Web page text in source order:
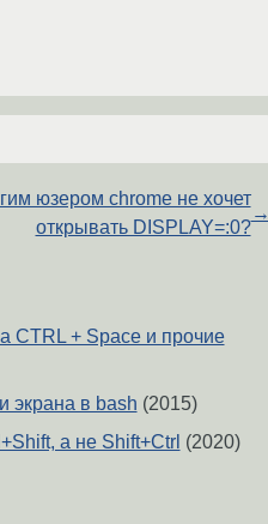
юзером chrome не хочет
открывать DISPLAY=:0?
→
CTRL + Space и прочие
экрана в bash (2015)
а не Shift+Ctrl (2020)